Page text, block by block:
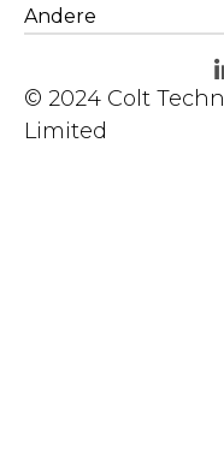
Andere
© 2024 Colt
Limited